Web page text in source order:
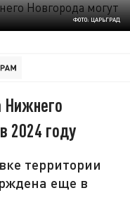
ФОТО: ЦАРЬГРАД
Нижнего
2024 году
территории
еще в